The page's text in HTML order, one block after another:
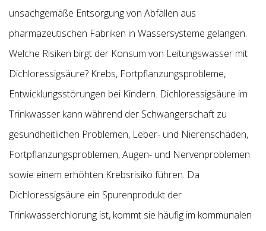
unsachgemäße Entsorgung von Abfällen aus
pharmazeutischen Fabriken in Wassersysteme gelangen.
Welche Risiken birgt der Konsum von Leitungswasser mit
Dichloressigsäure? Krebs, Fortpflanzungsprobleme,
Entwicklungsstörungen bei Kindern. Dichloressigsäure im
Trinkwasser kann während der Schwangerschaft zu
gesundheitlichen Problemen, Leber- und Nierenschäden,
Fortpflanzungsproblemen, Augen- und Nervenproblemen
sowie einem erhöhten Krebsrisiko führen. Da
Dichloressigsäure ein Spurenprodukt der
Trinkwasserchlorung ist, kommt sie häufig im kommunalen